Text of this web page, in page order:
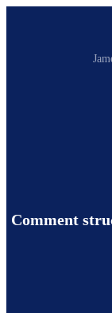
Comment